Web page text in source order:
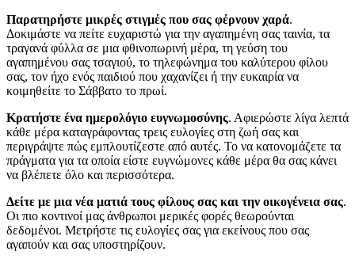
Παρατηρήστε μικρές στιγμές που σας φέρνουν χαρά.
Δοκιμάστε να πείτε ευχαριστώ για την αγαπημένη σας ταινία, τα
τραγανά φύλλα σε μια φθινοπωρινή μέρα, τη γεύση του
αγαπημένου σας τσαγιού, το τηλεφώνημα του καλύτερου φίλου
σας, τον ήχο ενός παιδιού που χαχανίζει ή την ευκαιρία να
κοιμηθείτε το Σάββατο το πρωί.
Κρατήστε ένα ημερολόγιο ευγνωμοσύνης. Αφιερώστε λίγα λεπτά
κάθε μέρα καταγράφοντας τρεις ευλογίες στη ζωή σας και
περιγράψτε πώς εμπλουτίζεστε από αυτές. Το να κατονομάζετε τα
πράγματα για τα οποία είστε ευγνώμονες κάθε μέρα θα σας κάνει
να βλέπετε όλο και περισσότερα.
Δείτε με μια νέα ματιά τους φίλους σας και την οικογένεια σας.
Οι πιο κοντινοί μας άνθρωποι μερικές φορές θεωρούνται
δεδομένοι. Μετρήστε τις ευλογίες σας για εκείνους που σας
αγαπούν και σας υποστηρίζουν.